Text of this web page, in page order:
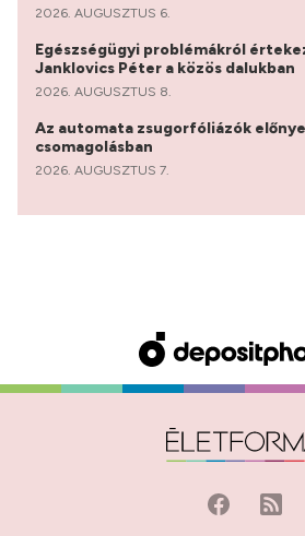
2026. AUGUSZTUS 6.
Egészségügyi problémákról
Janklovics Péter a közös dalukban
2026. AUGUSZTUS 8.
Az automata zsugorfóliázók
csomagolásban
2026. AUGUSZTUS 7.